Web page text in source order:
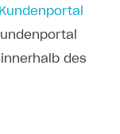
Kundenportal
des